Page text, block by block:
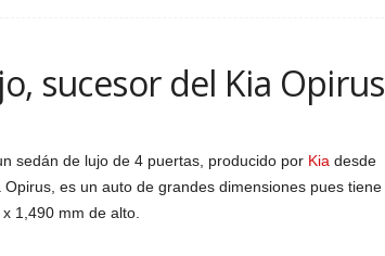
sucesor del Kia Opirus
sedán de lujo de 4 puertas, producido por Kia desde
es un auto de grandes dimensiones pues tiene
1,490 mm de alto.